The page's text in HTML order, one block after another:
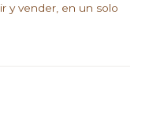
y vender, en un solo